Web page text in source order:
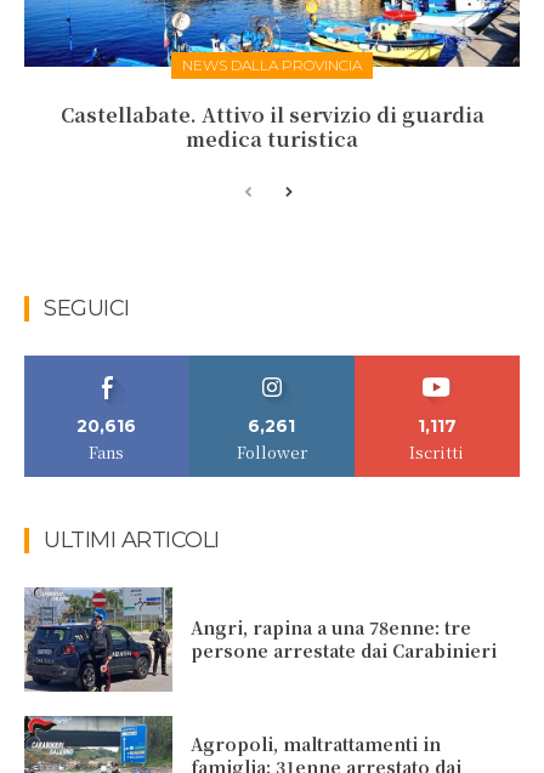
NEWS DALLA PROVINCIA
Castellabate. Attivo il servizio di guardia
medica turistica
SEGUICI
20,616
Fans
6,261
Follower
1,117
Iscritti
ULTIMI ARTICOLI
Angri, rapina a una 78enne: tre
persone arrestate dai Carabinieri
Agropoli, maltrattamenti in
famiglia: 31enne arrestato dai